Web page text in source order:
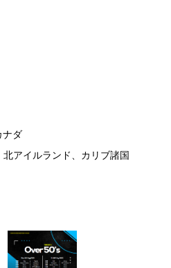
ナダ
アイルランド、カリブ諸国